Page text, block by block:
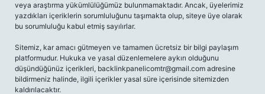
veya araştırma yükümlülüğümüz bulunmamaktadır. Ancak, üyelerimiz
yazdıkları içeriklerin sorumluluğunu taşımakta olup, siteye üye olarak
bu sorumluluğu kabul etmiş sayılırlar.
Sitemiz, kar amacı gütmeyen ve tamamen ücretsiz bir bilgi paylaşım
platformudur. Hukuka ve yasal düzenlemelere aykırı olduğunu
düşündüğünüz içerikleri, backlinkpanelicomtr@gmail.com adresine
bildirmeniz halinde, ilgili içerikler yasal süre içerisinde sitemizden
kaldırılacaktır.